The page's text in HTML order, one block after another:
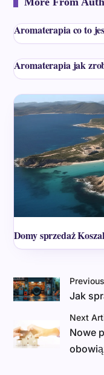
Aromaterapia co to
Aromaterapia jak
Domy sprzedaż
Jak
Next
Nowe